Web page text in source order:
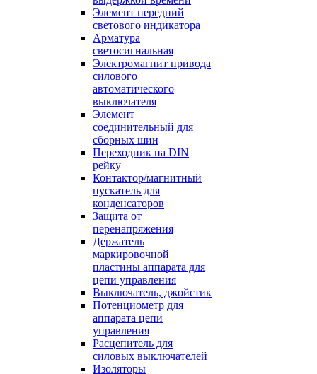
Элемент передний
светового индикатора
Арматура
светосигнальная
Электромагнит привода
силового
автоматического
выключателя
Элемент
соединительный для
сборных шин
Переходник на DIN
рейку
Контактор/магнитный
пускатель для
конденсаторов
Защита от
перенапряжения
Держатель
маркировочной
пластины аппарата для
цепи управления
Выключатель, джойстик
Потенциометр для
аппарата цепи
управления
Расцепитель для
силовых выключателей
Изоляторы